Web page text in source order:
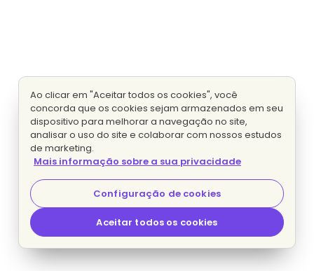
Ao clicar em "Aceitar todos os cookies", você
concorda que os cookies sejam armazenados em seu
dispositivo para melhorar a navegação no site,
analisar o uso do site e colaborar com nossos estudos
de marketing.
Mais informação sobre a sua privacidade
Configuração de cookies
Aceitar todos os cookies